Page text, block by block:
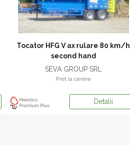
Tocator HFG V ax rulare 80 km/h
second hand
SEVA GROUP SRL
Pret la cerere
Detalii